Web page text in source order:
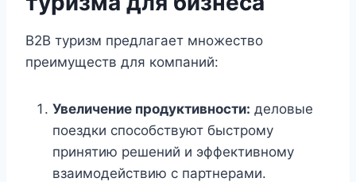
B2B туризм предлагает множество
преимуществ для компаний:
Увеличение продуктивности: деловые
поездки способствуют быстрому
принятию решений и эффективному
взаимодействию с партнерами.